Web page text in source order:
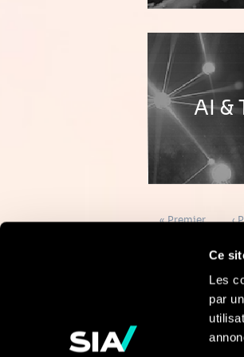
Ce
Les
par
AI &
Première
« Premier ‹
Pour en savoir